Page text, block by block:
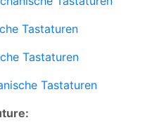
Tastaturen
Tastaturen
Tastaturen